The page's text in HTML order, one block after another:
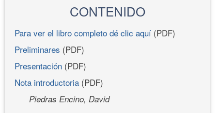
CONTENIDO
Para ver el libro completo dé clic aquí (PDF)
Preliminares (PDF)
Presentación (PDF)
Nota introductoria (PDF)
Piedras Encino, David